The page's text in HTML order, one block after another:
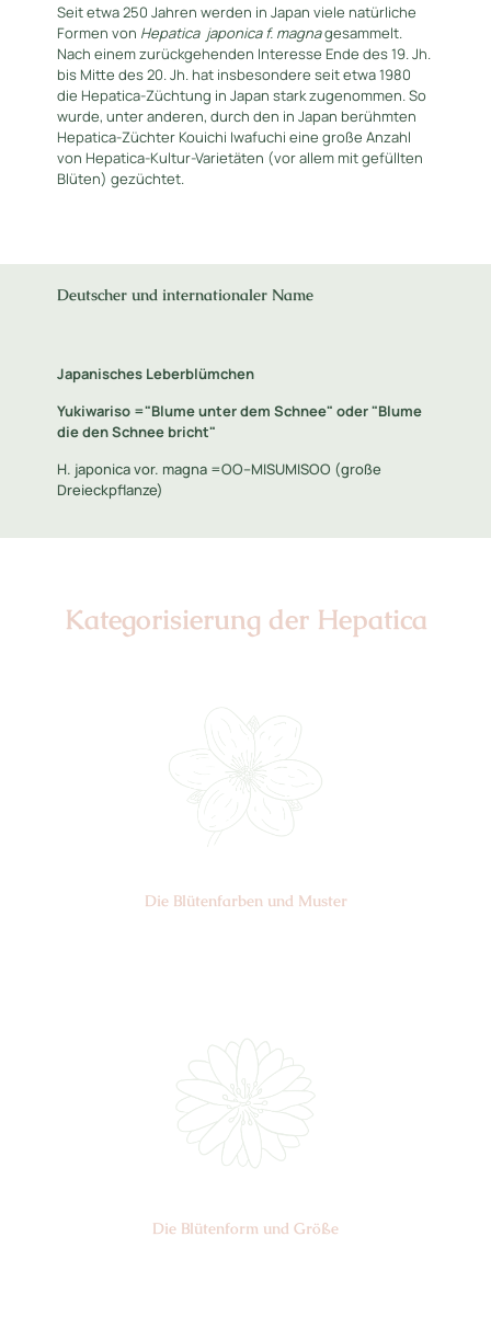
Seit etwa 250 Jahren werden in Japan viele natürliche
Formen von Hepatica japonica f. magnagesammelt.
Nach einem zurückgehenden Interesse Ende des 19. Jh.
bis Mitte des 20. Jh. hat insbesondere seit etwa 1980
die Hepatica-Züchtung in Japan stark zugenommen. So
wurde, unter anderen, durch den in Japan berühmten
Hepatica-Züchter Kouichi Iwafuchi eine große Anzahl
von Hepatica-Kultur-Varietäten (vor allem mit gefüllten
Blüten) gezüchtet.
Deutscher und internationaler Name
Japanisches Leberblümchen
Yukiwariso ="Blume unter dem Schnee" oder "Blume
die den Schnee bricht"
H. japonica vor. magna =OO--MISUMISOO (große
Dreieckpflanze)
Kategorisierung der Hepatica
Die Blüten­farben und Muster
Die Blüten­form und Größe